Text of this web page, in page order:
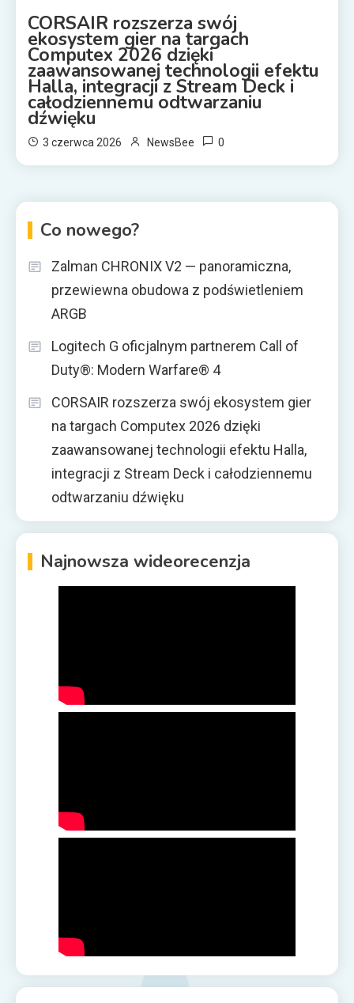
CORSAIR rozszerza swój
ekosystem gier na targach
Computex 2026 dzięki
zaawansowanej technologii efektu
Halla, integracji z Stream Deck i
całodziennemu odtwarzaniu
dźwięku
3 czerwca 2026 NewsBee 0
Co nowego?
Zalman CHRONIX V2 — panoramiczna,
przewiewna obudowa z podświetleniem
ARGB
Logitech G oficjalnym partnerem Call of
Duty®: Modern Warfare® 4
CORSAIR rozszerza swój ekosystem gier
na targach Computex 2026 dzięki
zaawansowanej technologii efektu Halla,
integracji z Stream Deck i całodziennemu
odtwarzaniu dźwięku
Najnowsza wideorecenzja